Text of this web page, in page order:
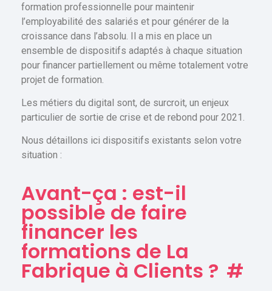
formation professionnelle pour maintenir
l’employabilité des salariés et pour générer de la
croissance dans l’absolu. Il a mis en place un
ensemble de dispositifs adaptés à chaque situation
pour financer partiellement ou même totalement votre
projet de formation.
Les métiers du digital sont, de surcroit, un enjeux
particulier de sortie de crise et de rebond pour 2021.
Nous détaillons ici dispositifs existants selon votre
situation :
Avant-ça : est-il
possible de faire
financer les
formations de La
Fabrique à Clients ? #